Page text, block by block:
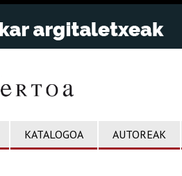
KATALOGOA AUTOREAK